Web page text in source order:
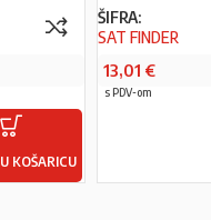
U KOŠARICU
ŠIFRA:
SAT FINDER
13,01 €
s PDV-om